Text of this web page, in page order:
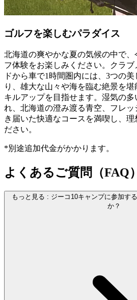
ゴルフを楽しむパラダイス
北海道の爽やかな夏の気候の中で
フ体験をお楽しみください。クラ
ドから車で1時間圏内には、3つの
り、雄大な山々や海を臨む絶景を
キルアップを目指せます。湿気の
れ、北海道の澄み渡る青空、フレ
き届いた快適なコースを満喫し、理
ださい。
*別途追加代金がかかります。
よくあるご質問（FAQ）
もっと見る : ジーコ10キャンプに参加す
か？